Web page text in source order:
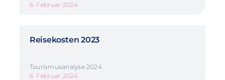
6. Februar 2024
Reisekosten 2023
Tourismusanalyse 2024
6. Februar 2024